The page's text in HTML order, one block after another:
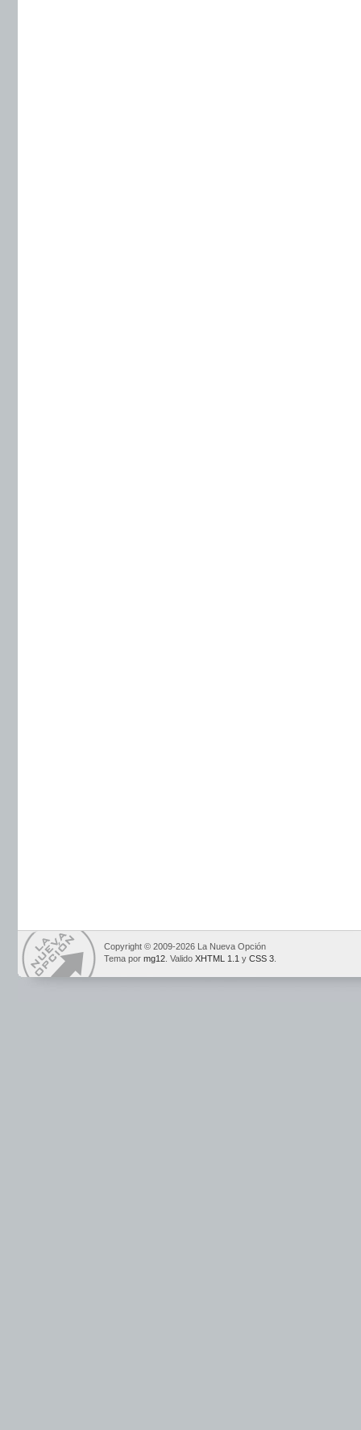
Copyright © 2009-2026 La Nueva Opción
Tema por mg12 . Valido XHTML 1.1 y CSS 3